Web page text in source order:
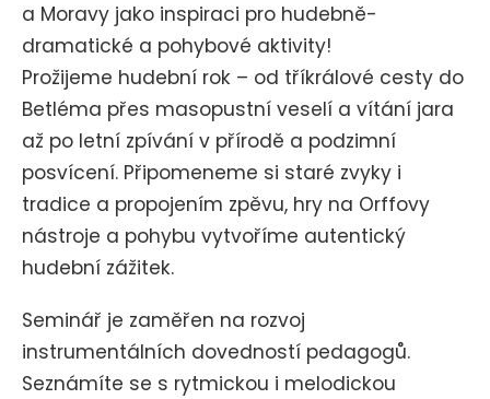
a Moravy jako inspiraci pro hudebně-
dramatické a pohybové aktivity!
Prožijeme hudební rok – od tříkrálové cesty do
Betléma přes masopustní veselí a vítání jara
až po letní zpívání v přírodě a podzimní
posvícení. Připomeneme si staré zvyky i
tradice a propojením zpěvu, hry na Orffovy
nástroje a pohybu vytvoříme autentický
hudební zážitek.
Seminář je zaměřen na rozvoj
instrumentálních dovedností pedagogů.
Seznámíte se s rytmickou i melodickou